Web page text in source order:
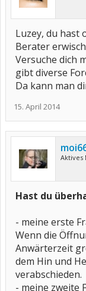
Luzey, du hast
Berater
Versuche dich
gibt diverse
Da kann man
15. April 2014
Aktives
Hast du
- meine erste
Wenn die
Anwärterzeit
dem Hin und
verabschieden.
- meine zweite